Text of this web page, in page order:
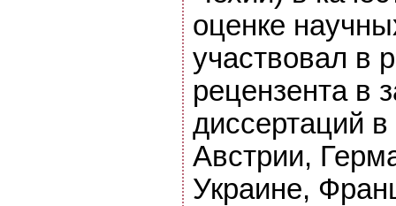
оценке
участвовал в
рецензента в
диссертаций
Австрии,
Украине,